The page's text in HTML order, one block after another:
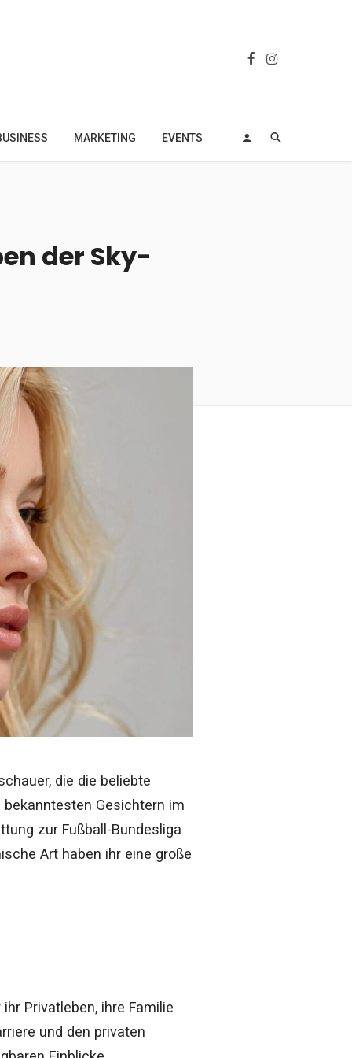
MARKETING EVENTS
der Sky-
die die beliebte
Gesichtern im
zur Fußball-Bundesliga
Art haben ihr eine große
Privatleben, ihre Familie
und den privaten